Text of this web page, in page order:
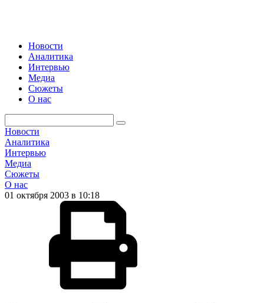
Новости
Аналитика
Интервью
Медиа
Сюжеты
О нас
Новости
Аналитика
Интервью
Медиа
Сюжеты
О нас
01 октября 2003 в 10:18